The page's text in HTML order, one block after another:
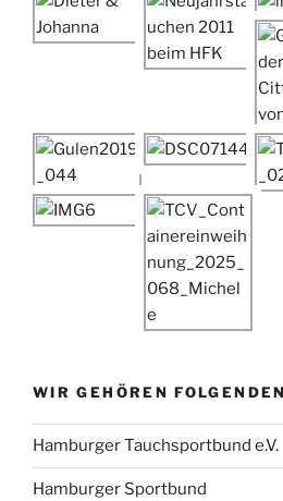
WIR GEHÖREN
Hamburger Tauchsportbund e.V.
Hamburger Sportbund